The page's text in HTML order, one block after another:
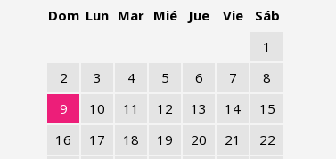
Dom Lun Mar Mié Jue Vie
Sáb
1
2
3 4 5 6 7
8
9
10 11 12 13 14
15
16
17 18 19 20 21
22